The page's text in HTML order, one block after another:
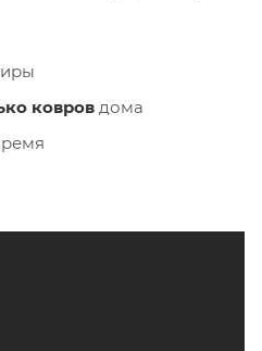
ковров дома